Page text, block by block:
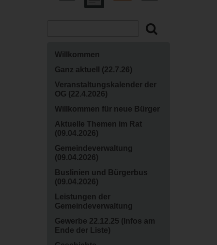
Willkommen
Ganz aktuell (22.7.26)
‍Veranstaltungskalender der
OG (22.4.2026)
Willkommen für neue Bürger
Aktuelle Themen im Rat
(09.04.2026)
Gemeindeverwaltung
(09.04.2026)
Buslinien und Bürgerbus
(09.04.2026)
Leistungen der
Gemeindeverwaltung
Gewerbe 22.12.25 (Infos am
Ende der Liste)